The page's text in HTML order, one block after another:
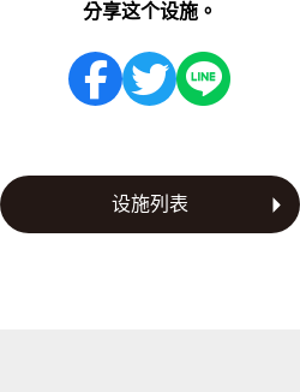
分享这个设施。
设施列表